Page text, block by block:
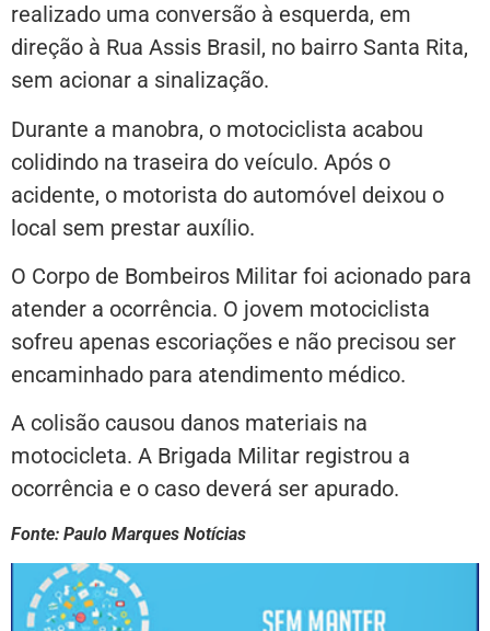
realizado uma conversão à esquerda, em
direção à Rua Assis Brasil, no bairro Santa Rita,
sem acionar a sinalização.
Durante a manobra, o motociclista acabou
colidindo na traseira do veículo. Após o
acidente, o motorista do automóvel deixou o
local sem prestar auxílio.
O Corpo de Bombeiros Militar foi acionado para
atender a ocorrência. O jovem motociclista
sofreu apenas escoriações e não precisou ser
encaminhado para atendimento médico.
A colisão causou danos materiais na
motocicleta. A Brigada Militar registrou a
ocorrência e o caso deverá ser apurado.
Fonte: Paulo Marques Notícias